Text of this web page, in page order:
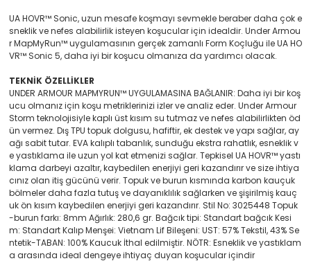
UA HOVR™ Sonic, uzun mesafe koşmayı sevmekle beraber daha çok e
sneklik ve nefes alabilirlik isteyen koşucular için idealdir. Under Armou
r MapMyRun™ uygulamasının gerçek zamanlı Form Koçluğu ile UA HO
VR™ Sonic 5, daha iyi bir koşucu olmanıza da yardımcı olacak.
TEKNİK ÖZELLİKLER
UNDER ARMOUR MAPMYRUN™ UYGULAMASINA BAĞLANIR: Daha iyi bir koş
ucu olmanız için koşu metriklerinizi izler ve analiz eder. Under Armour
Storm teknolojisiyle kaplı üst kısım su tutmaz ve nefes alabilirlikten öd
ün vermez. Dış TPU topuk dolgusu, hafiftir, ek destek ve yapı sağlar, ay
ağı sabit tutar. EVA kalıplı tabanlık, sunduğu ekstra rahatlık, esneklik v
e yastıklama ile uzun yol kat etmenizi sağlar. Tepkisel UA HOVR™ yastı
klama darbeyi azaltır, kaybedilen enerjiyi geri kazandırır ve size ihtiya
cınız olan itiş gücünü verir. Topuk ve burun kısmında karbon kauçuk
bölmeler daha fazla tutuş ve dayanıklılık sağlarken ve şişirilmiş kauç
uk ön kısım kaybedilen enerjiyi geri kazandırır. Stil No: 3025448 Topuk
-burun farkı: 8mm Ağırlık: 280,6 gr. Bağcık tipi: Standart bağcık Kesi
m: Standart Kalıp Menşei: Vietnam Lif Bileşeni: UST: 57% Tekstil, 43% Se
ntetik-TABAN: 100% Kaucuk İthal edilmiştir. NÖTR: Esneklik ve yastıklam
a arasında ideal dengeye ihtiyaç duyan koşucular içindir